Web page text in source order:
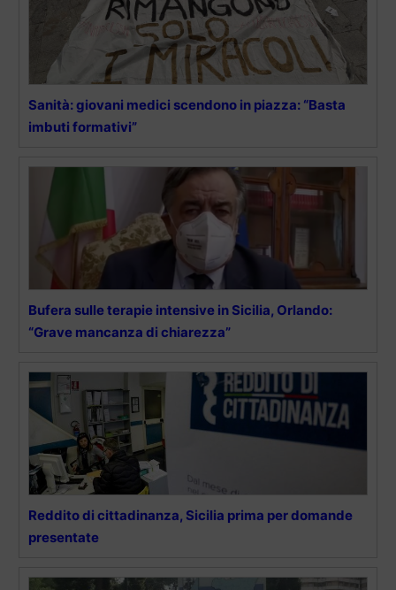
Sanità: giovani medici scendono in piazza: “Basta
imbuti formativi”
Bufera sulle terapie intensive in Sicilia, Orlando:
“Grave mancanza di chiarezza”
Reddito di cittadinanza, Sicilia prima per domande
presentate